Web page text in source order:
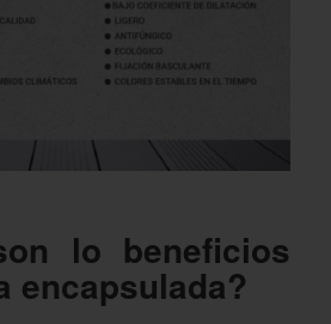
lo beneficios
encapsulada?